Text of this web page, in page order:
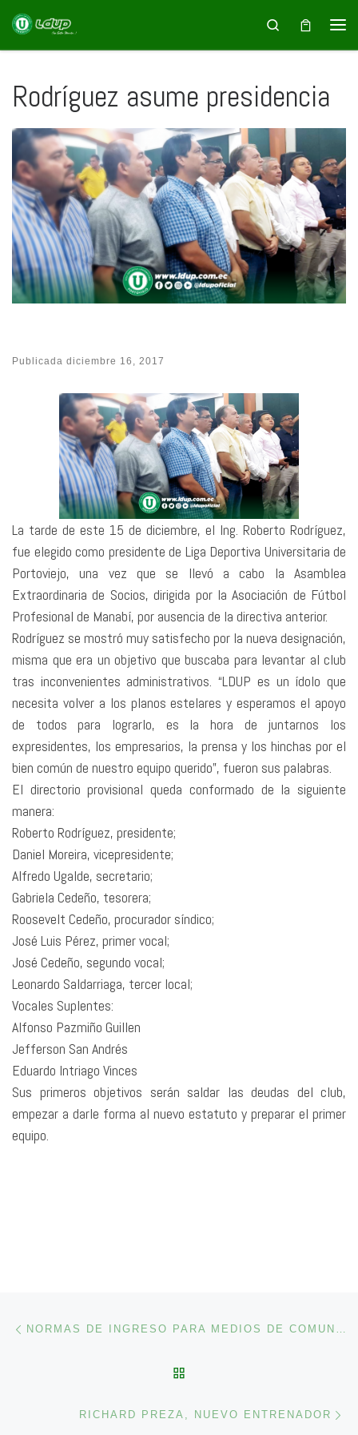
Saltar al contenido Search
Rodríguez asume presidencia
Publicada diciembre 16, 2017
La tarde de este 15 de diciembre, el Ing. Roberto Rodríguez,
fue elegido como presidente de Liga Deportiva Universitaria de
Portoviejo, una vez que se llevó a cabo la Asamblea
Extraordinaria de Socios, dirigida por la Asociación de Fútbol
Profesional de Manabí, por ausencia de la directiva anterior.
Rodríguez se mostró muy satisfecho por la nueva designación,
misma que era un objetivo que buscaba para levantar al club
tras inconvenientes administrativos. “LDUP es un ídolo que
necesita volver a los planos estelares y esperamos el apoyo
de todos para lograrlo, es la hora de juntarnos los
expresidentes, los empresarios, la prensa y los hinchas por el
bien común de nuestro equipo querido”, fueron sus palabras.
El directorio provisional queda conformado de la siguiente
manera:
Roberto Rodríguez, presidente;
Daniel Moreira, vicepresidente;
Alfredo Ugalde, secretario;
Gabriela Cedeño, tesorera;
Roosevelt Cedeño, procurador síndico;
José Luis Pérez, primer vocal;
José Cedeño, segundo vocal;
Leonardo Saldarriaga, tercer local;
Vocales Suplentes:
Alfonso Pazmiño Guillen
Jefferson San Andrés
Eduardo Intriago Vinces
Sus primeros objetivos serán saldar las deudas del club,
empezar a darle forma al nuevo estatuto y preparar el primer
equipo.
Navegación de entradas NORMAS DE INGRESO PARA MEDIOS DE COMUNICACIÓN, JUVENILES E HINCHAS
RICHARD PREZA, NUEVO ENTRENADOR